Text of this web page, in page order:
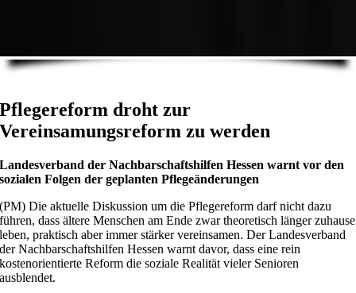
Pflegereform droht zur
Vereinsamungsreform zu werden
Landesverband der Nachbarschaftshilfen Hessen warnt vor den
sozialen Folgen der geplanten Pflegeänderungen
(PM) Die aktuelle Diskussion um die Pflegereform darf nicht dazu
führen, dass ältere Menschen am Ende zwar theoretisch länger zuhause
leben, praktisch aber immer stärker vereinsamen. Der Landesverband
der Nachbarschaftshilfen Hessen warnt davor, dass eine rein
kostenorientierte Reform die soziale Realität vieler Senioren
ausblendet.